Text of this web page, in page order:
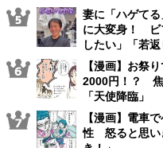
妻に「ハゲて
に大変身！ ビ
したい」「若返
【漫画】お祭
2000円！？ 焦
「天使降臨」
【漫画】電車
性 怒ると思い